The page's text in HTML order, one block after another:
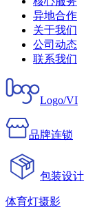
异地合作
关于我们
公司动态
联系我们
Logo/VI
品牌连锁
包装设计
体育灯摄影